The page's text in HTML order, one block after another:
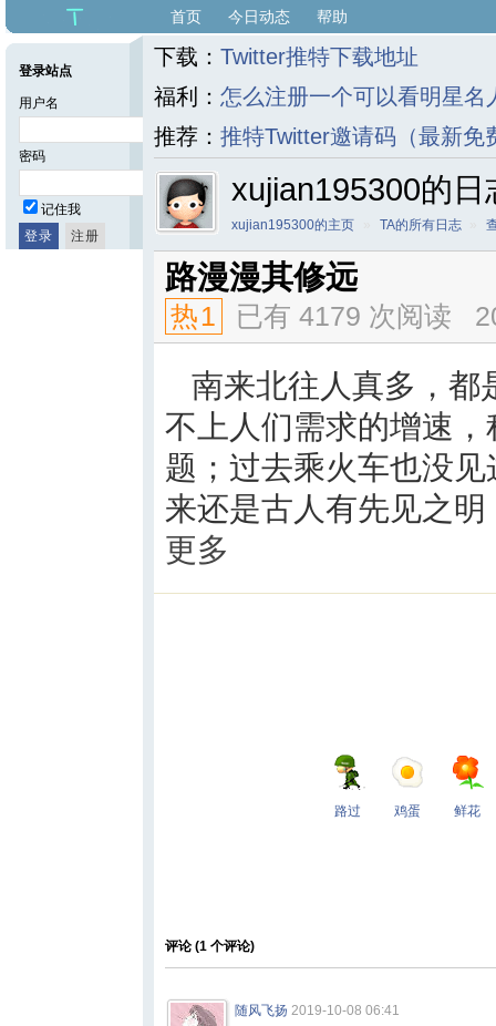
首页 今日动态 帮助
登录站点
用户名
密码
记住我
下载： Twitter推特下载地址
福利： 怎么注册一个可以看明星名
推荐： 推特Twitter邀请码（最新免
xujian195300的日
xujian195300的主页 TA的所有日志
路漫漫其修远
热1 已有 4179 次阅读
南来北往人真多，都
不上人们需求的增速
题；过去乘火车也没
来还是古人有先见之
更多
路过 鸡蛋 鲜花
评论 (1 个评论)
随风飞扬 2019-10-08 06:41